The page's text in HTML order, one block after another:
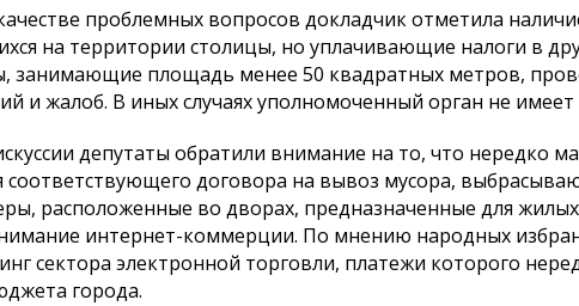
проблемных вопросов докладчик отметила
на территории столицы, но уплачивающие налоги в
занимающие площадь менее 50 квадратных метров,
и жалоб. В иных случаях уполномоченный орган не
депутаты обратили внимание на то, что нередко
соответствующего договора на вывоз мусора,
расположенные во дворах, предназначенные для
интернет-коммерции. По мнению народных
сектора электронной торговли, платежи которого
города.